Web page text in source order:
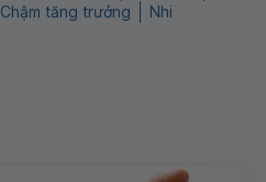
Chậm tăng trưởng Nhi